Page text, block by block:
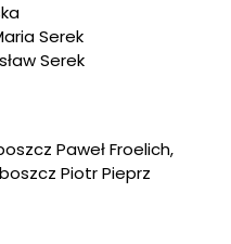
Serek
Serek
Paweł Froelich,
Piotr Pieprz